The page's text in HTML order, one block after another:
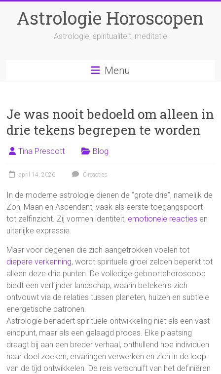
inhoudAstrologie Horoscopen
Astrologie, spiritualiteit, meditatie
Menu
Je was nooit bedoeld om alleen in
drie tekens begrepen te worden
Tina Prescott Blog
april 14, 2026 0 reacties
In de moderne astrologie dienen de “grote drie”, namelijk de
Zon, Maan en Ascendant, vaak als eerste toegangspoort
tot zelfinzicht. Zij vormen identiteit, emotionele reacties en
uiterlijke expressie.
Maar voor degenen die zich aangetrokken voelen tot
diepere verkenning, wordt spirituele groei zelden beperkt tot
alleen deze drie punten. De volledige geboortehoroscoop
biedt een verfijnder landschap, waarin betekenis zich
ontvouwt via de relaties tussen planeten, huizen en subtiele
energetische patronen.
Astrologie benadert spirituele ontwikkeling niet als een vast
eindpunt, maar als een gelaagd proces. Elke plaatsing
draagt bij aan een breder verhaal, onthullend hoe individuen
naar doel zoeken, ervaringen verwerken en zich in de loop
van de tijd ontwikkelen. De reis verschuift van het definiëren